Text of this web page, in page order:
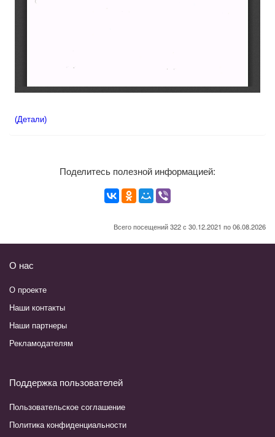
(Детали)
Поделитесь полезной информацией:
Всего посещений 322 с 30.12.2021 по 06.08.2026
О нас
О проекте
Наши контакты
Наши партнеры
Рекламодателям
Поддержка пользователей
Пользовательское соглашение
Политика конфиденциальности